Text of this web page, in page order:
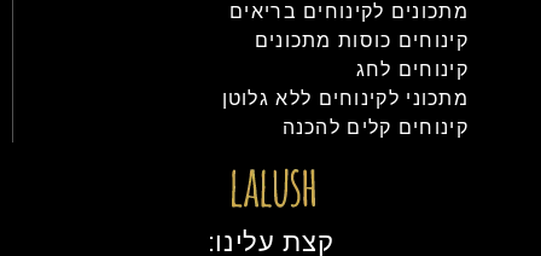
מתכונים לקינוחים בריאים
קינוחים כוסות מתכונים
קינוחים לחג
מתכוני לקינוחים ללא גלוטן
קינוחים קלים להכנה
קצת עלינו: